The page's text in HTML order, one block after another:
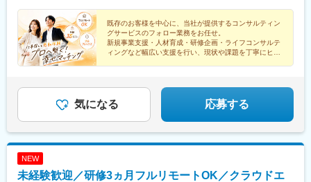
既存のお客様を中心に、当社が提供するコンサルティン
グサービスのフォロー業務をお任せ。
新規事業支援・人材育成・研修企画・ライフコンサルテ
ィングなど幅広い支援を行い、現状や課題を丁寧にヒア
気になる 応募する
NEW
未経験歓迎／研修3ヵ月フルリモートOK／クラウドエ